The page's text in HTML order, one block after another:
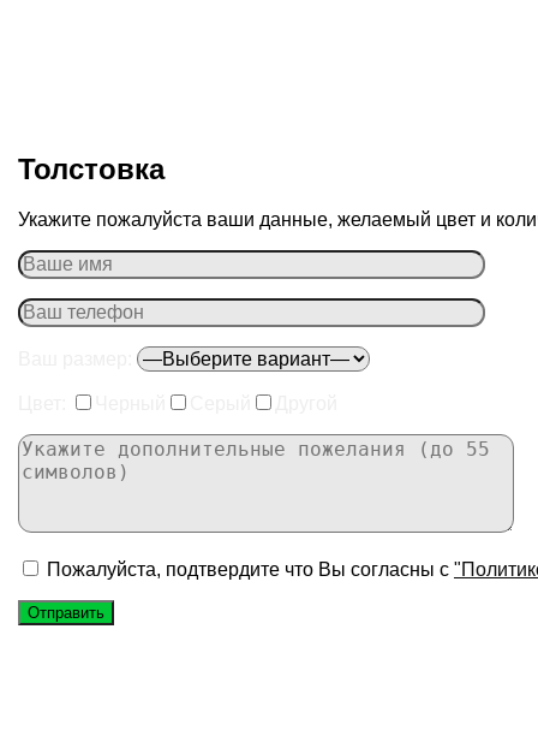
Толстовка
Укажите пожалуйста ваши данные, желаемый цвет и
Пожалуйста, подтвердите что Вы согласны с